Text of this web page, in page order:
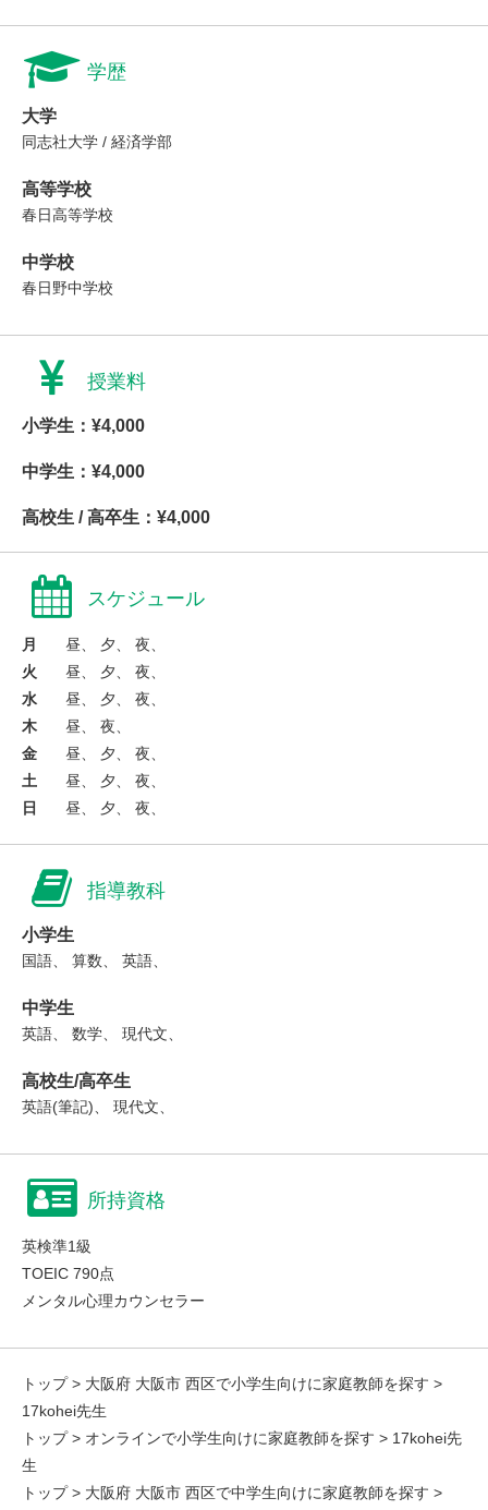
学歴
大学
同志社大学 / 経済学部
高等学校
春日高等学校
中学校
春日野中学校
授業料
小学生：¥4,000
中学生：¥4,000
高校生 / 高卒生：¥4,000
スケジュール
月
昼、 夕、 夜、
火
昼、 夕、 夜、
水
昼、 夕、 夜、
木
昼、 夜、
金
昼、 夕、 夜、
土
昼、 夕、 夜、
日
昼、 夕、 夜、
指導教科
小学生
国語、 算数、 英語、
中学生
英語、 数学、 現代文、
高校生/高卒生
英語(筆記)、 現代文、
所持資格
英検準1級
TOEIC 790点
メンタル心理カウンセラー
トップ> 大阪府 大阪市 西区で小学生向けに家庭教師を探す >
17kohei先生
トップ> オンラインで小学生向けに家庭教師を探す > 17kohei先
生
トップ> 大阪府 大阪市 西区で中学生向けに家庭教師を探す >